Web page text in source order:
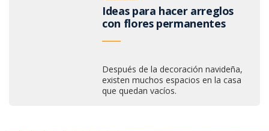
Ideas para hacer arreglos
con flores permanentes
Después de la decoración navideña,
existen muchos espacios en la casa
que quedan vacíos.​